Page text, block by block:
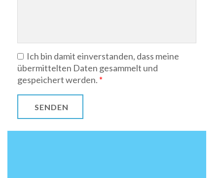
Ich bin damit einverstanden, dass meine
übermittelten Daten gesammelt und
gespeichert werden. *
SENDEN